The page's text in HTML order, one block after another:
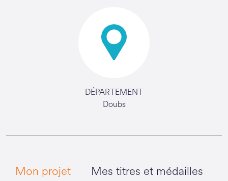
DÉPARTEMENT
Doubs
Mon projet
Mes titres et médailles